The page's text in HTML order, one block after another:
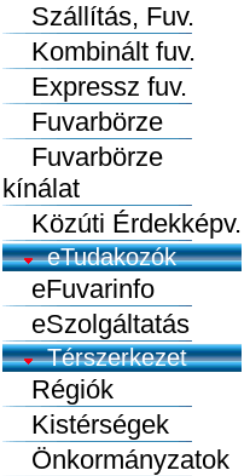
Szállítás, Fuv.
Kombinált fuv.
Expressz fuv.
Fuvarbörze
Fuvarbörze
kínálat
Közúti Érdekképv.
eTudakozók
eFuvarinfo
eSzolgáltatás
Térszerkezet
Régiók
Kistérségek
Önkormányzatok